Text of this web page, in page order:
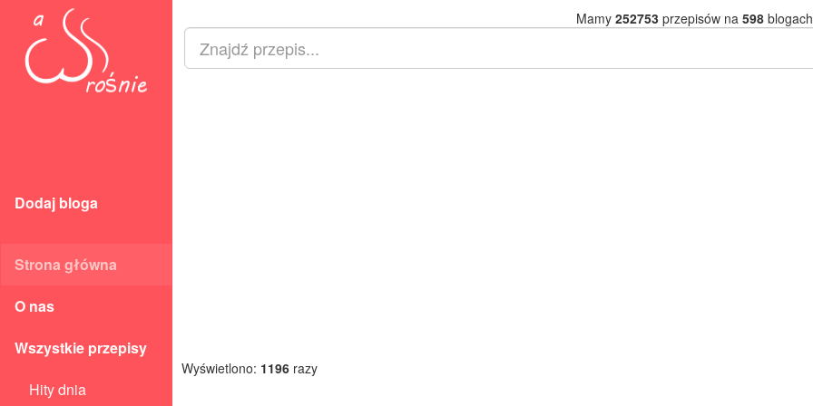
Dodaj bloga
Strona główna
O nas
Wszystkie przepisy
Hity dnia
Mamy 252753przepisów na 598
Wyświetlono: 1196 razy